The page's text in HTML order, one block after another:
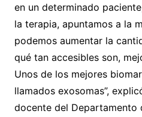
en un determinado
la terapia, apuntamos a la
podemos aumentar la
qué tan accesibles son,
Unos de los mejores
llamados exosomas”,
docente del Departamento